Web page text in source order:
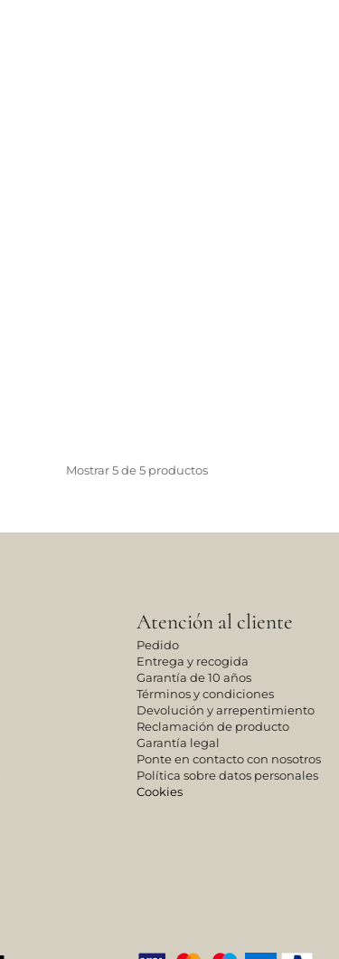
Mostrar5 de5 productos
Atención al cliente
Pedido
Entrega y recogida
Garantía de 10 años
Términos y condiciones
Devolución y arrepentimiento
Reclamación de producto
Garantía legal
Ponte en contacto con nosotros
Política sobre datos personales
Cookies